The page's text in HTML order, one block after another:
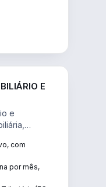
E
e
com
por mês,